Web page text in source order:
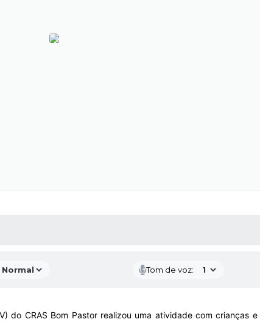
Tom de voz:
do CRAS Bom Pastor realizou uma atividade com crianças